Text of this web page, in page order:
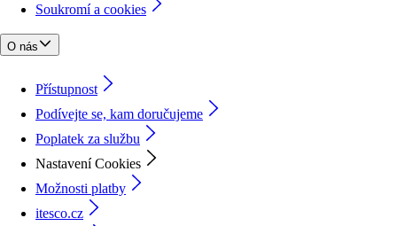
Soukromí a cookies
O nás
Přístupnost
Podívejte se, kam doručujeme
Poplatek za službu
Nastavení Cookies
Možnosti platby
itesco.cz